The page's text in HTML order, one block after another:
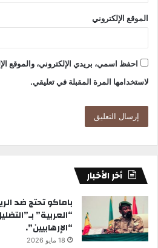
الموقع الإلكتروني
احفظ اسمي، بريدي الإلكتروني، والموقع
لاستخدامها المرة المقبلة في تعليقي.
أخر الأخبار
باماكو تحتج ضد
“العربية”
“الإرهابيين”.
18 مايو 2026